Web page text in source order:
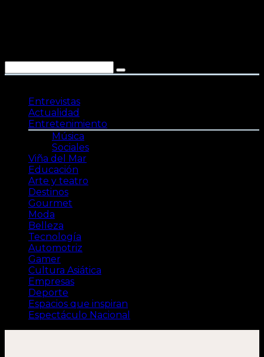
Entrevistas
Actualidad
Entretenimiento
Música
Sociales
Viña del Mar
Educación
Arte y teatro
Destinos
Gourmet
Moda
Belleza
Tecnología
Automotriz
Gamer
Cultura Asiática
Empresas
Deporte
Espacios que inspiran
Espectáculo Nacional